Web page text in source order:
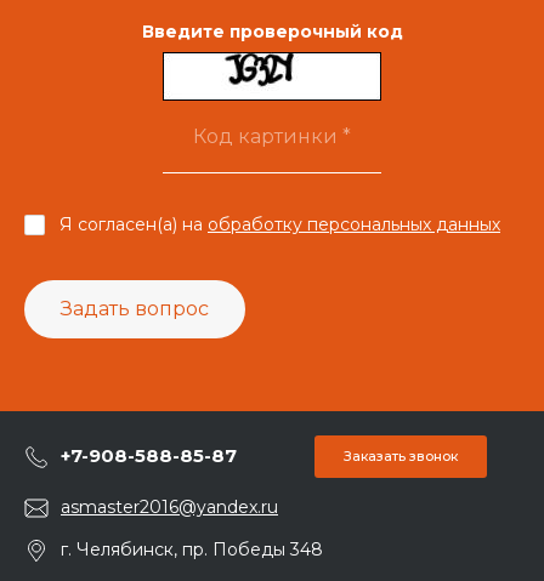
Введите проверочный код
Задать вопрос
Я согласен(а) на обработку персональных данных
+7-908-588-85-87 Заказать звонок
asmaster2016@yandex.ru
г. Челябинск, пр. Победы 348